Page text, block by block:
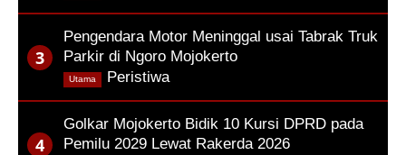
Pengendara Motor Meninggal usai Tabrak Truk
Parkir di Ngoro Mojokerto
Peristiwa,
Utama
Golkar Mojokerto Bidik 10 Kursi DPRD pada
Pemilu 2029 Lewat Rakerda 2026